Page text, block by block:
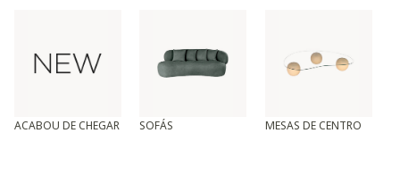
ACABOU DE CHEGAR SOFÁS MESAS DE CENTRO